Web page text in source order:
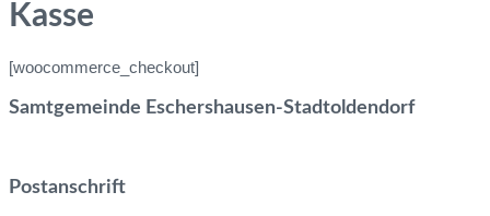
Kasse
[woocommerce_checkout]
Samtgemeinde Eschershausen-Stadtoldendorf
Postanschrift